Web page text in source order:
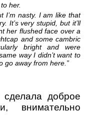
her.
I’m nasty. I am like that
It’s very stupid, but it’ll
her flushed face over a
and some cambric
bright and were
way I didn’t want to
go away from here.”
доброе
внимательно